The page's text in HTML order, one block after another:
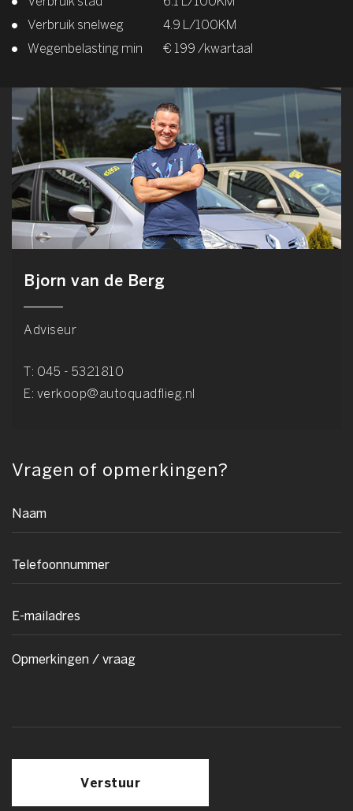
Verbruik snelweg
4.9 L/100KM
Wegenbelasting min
€ 199 /kwartaal
Bjorn van de Berg
Adviseur
T: 045 - 5321810
E: verkoop@autoquadflieg.nl
Vragen of opmerkingen?
Verstuur